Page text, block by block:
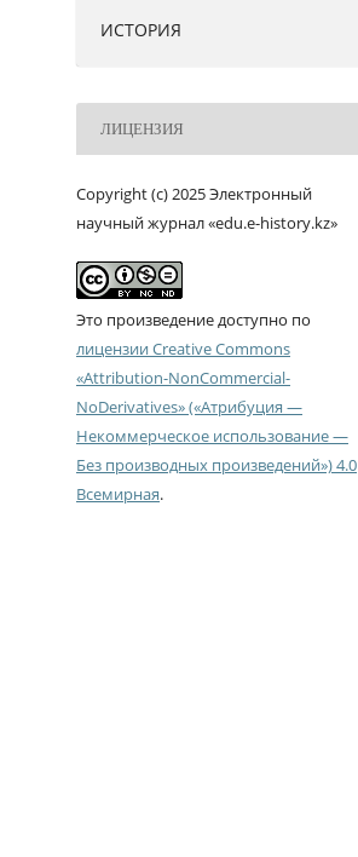
ИСТОРИЯ
ЛИЦЕНЗИЯ
Copyright (c) 2025 Электронный
научный журнал «edu.e-history.kz»
Это произведение доступно по
лицензии Creative Commons
«Attribution-NonCommercial-
NoDerivatives» («Атрибуция —
Некоммерческое использование —
Без производных произведений») 4.0
Всемирная.